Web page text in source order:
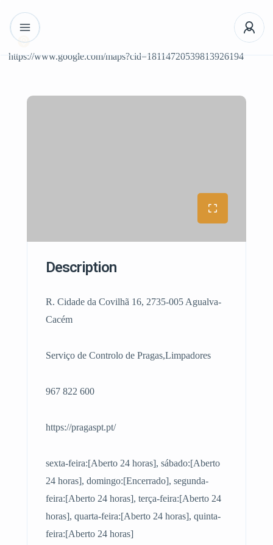
https://www.google.com/maps?cid=18114720539813926194
Description
R. Cidade da Covilhã 16, 2735-005 Agualva-
Cacém
Serviço de Controlo de Pragas,Limpadores
967 822 600
https://pragaspt.pt/
sexta-feira:[Aberto 24 horas], sábado:[Aberto
24 horas], domingo:[Encerrado], segunda-
feira:[Aberto 24 horas], terça-feira:[Aberto 24
horas], quarta-feira:[Aberto 24 horas], quinta-
feira:[Aberto 24 horas]